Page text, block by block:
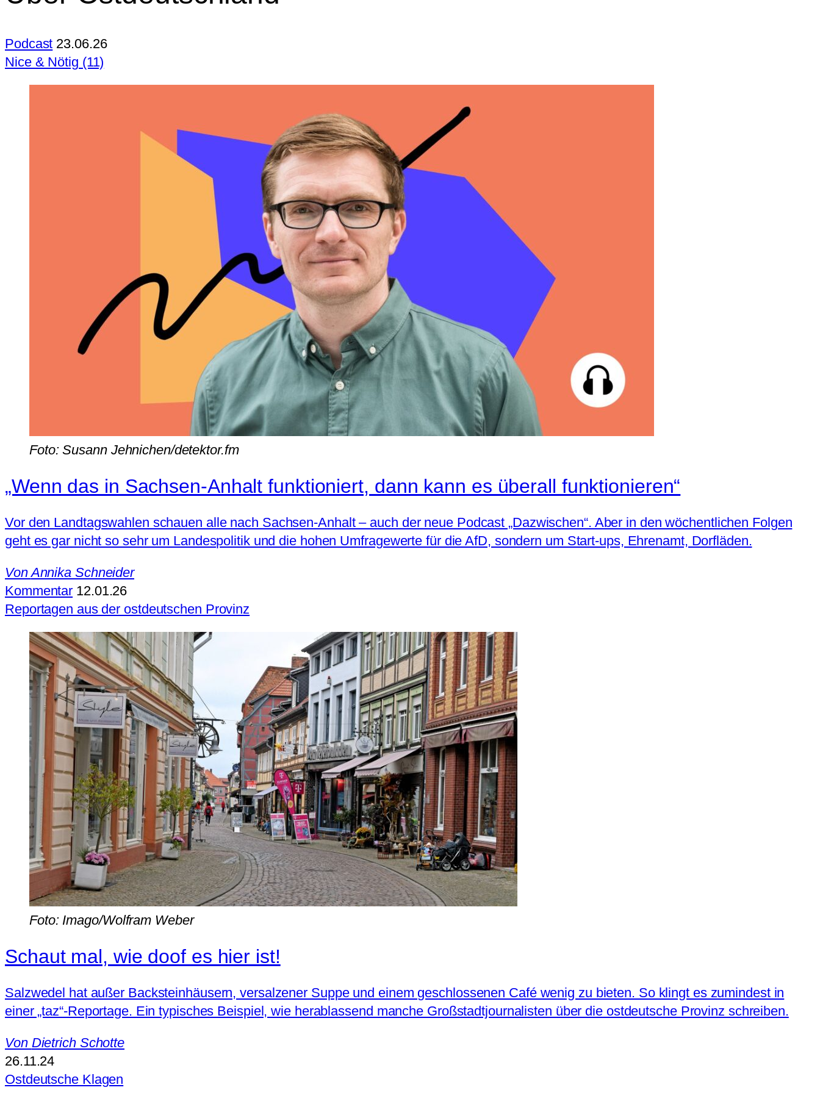
Podcast 23.06.26
Nice & Nötig (11)
Foto: Susann Jehnichen/detektor.fm
„Wenn das in Sachsen-Anhalt funktioniert, dann kann es überall funktionieren“
Vor den Landtagswahlen schauen alle nach Sachsen-Anhalt – auch der neue Podcast „Dazwischen“. Aber in den wöchentlichen Folgen
geht es gar nicht so sehr um Landespolitik und die hohen Umfragewerte für die AfD, sondern um Start-ups, Ehrenamt, Dorfläden.
VonAnnika Schneider
Kommentar 12.01.26
Reportagen aus der ostdeutschen Provinz
Foto: Imago/Wolfram Weber
Schaut mal, wie doof es hier ist!
Salzwedel hat außer Backsteinhäusern, versalzener Suppe und einem geschlossenen Café wenig zu bieten. So klingt es zumindest in
einer „taz“-Reportage. Ein typisches Beispiel, wie herablassend manche Großstadtjournalisten über die ostdeutsche Provinz schreiben.
Von Dietrich Schotte
26.11.24
Ostdeutsche Klagen